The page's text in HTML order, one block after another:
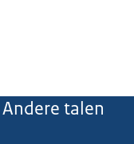
Andere talen